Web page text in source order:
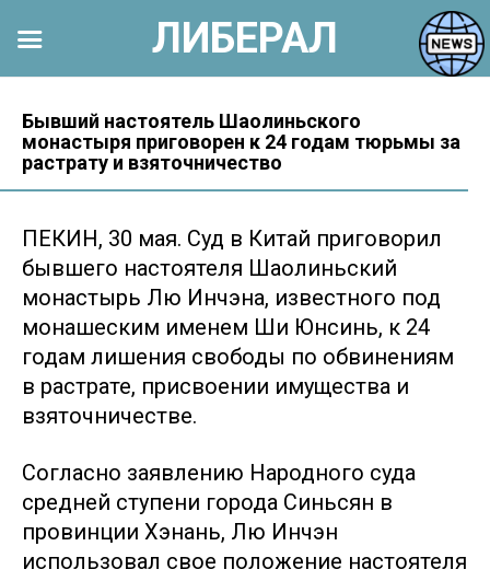
контенту
Бывший настоятель Шаолиньского
монастыря приговорен к 24 годам тюрьмы за
растрату и взяточничество
ПЕКИН, 30 мая. Суд в Китай приговорил
бывшего настоятеля Шаолиньский
монастырь Лю Инчэна, известного под
монашеским именем Ши Юнсинь, к 24
годам лишения свободы по обвинениям
в растрате, присвоении имущества и
взяточничестве.
Согласно заявлению Народного суда
средней ступени города Синьсян в
провинции Хэнань, Лю Инчэн
использовал свое положение настоятеля
ЛИБЕРАЛ